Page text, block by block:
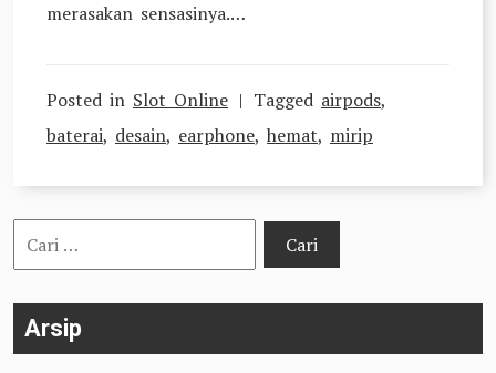
merasakan sensasinya.…
Posted in Slot Online Tagged airpods,
baterai, desain, earphone, hemat, mirip
Cari
untuk:
Arsip